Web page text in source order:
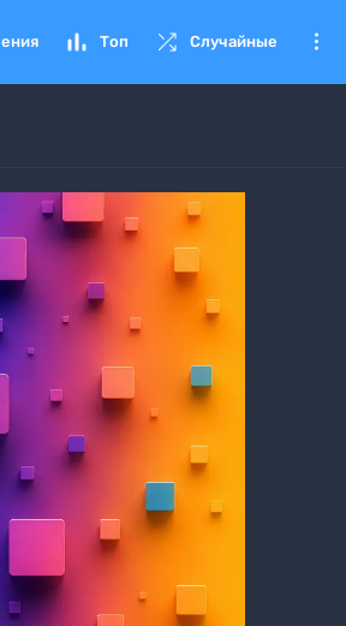
 Топ  Случайные 